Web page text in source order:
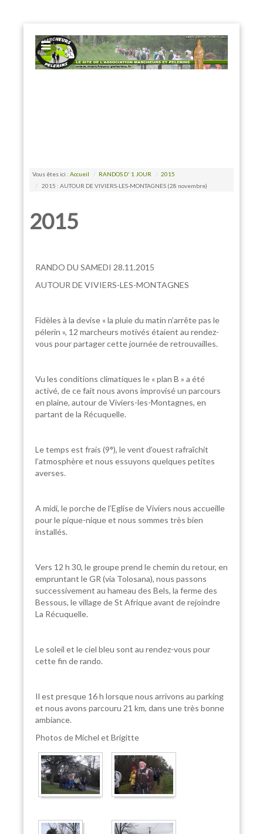
EXPOSE FRAMEWORK FOR JOOMLA 2.5 AND 3.0+
Vous êtes ici : Accueil / RANDOS D' 1 JOUR / 2015
/ 2015 : AUTOUR DE VIVIERS-LES-MONTAGNES (28 novembre)
2015
RANDO DU SAMEDI 28.11.2015
AUTOUR DE VIVIERS-LES-MONTAGNES
Fidèles à la devise « la pluie du matin n’arrête pas le
pélerin », 12 marcheurs motivés étaient au rendez-
vous pour partager cette journée de retrouvailles.
Vu les conditions climatiques le « plan B » a été
activé, de ce fait nous avons improvisé un parcours
en plaine, autour de Viviers-les-Montagnes, en
partant de la Récuquelle.
Le temps est frais (9°), le vent d’ouest rafraîchit
l’atmosphère et nous essuyons quelques petites
averses.
A midi, le porche de l’Eglise de Viviers nous accueille
pour le pique-nique et nous sommes très bien
installés.
Vers 12 h 30, le groupe prend le chemin du retour, en
empruntant le GR (via Tolosana), nous passons
successivement au hameau des Bels, la ferme des
Bessous, le village de St Afrique avant de rejoindre
La Récuquelle.
Le soleil et le ciel bleu sont au rendez-vous pour
cette fin de rando.
Il est presque 16 h lorsque nous arrivons au parking
et nous avons parcouru 21 km, dans une très bonne
ambiance.
Photos de Michel et Brigitte